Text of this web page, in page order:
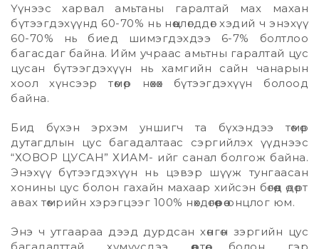
Үүнээс харвал амьтаны гаралтай мах махан
бүтээгдэхүүнд 60-70% нь нөөцлөгддөг хэдий ч энэхүү
60-70% нь биед шимэгдэхдээ 6-7% болтлоо
багасдаг байна. Ийм учраас амьтны гаралтай цус
цусан бүтээгдэхүүн нь хамгийн сайн чанарын
хоол хүнсээр төмөр нөхөх бүтээгдэхүүн болоод
байна.
Бид бүхэн эрхэм уншигч та бүхэндээ төмөр
дутагдлын цус багадалтаас сэргийлэх үүднээс
“ХОВОР ЦУСАН” ХИАМ- ийг санал болгож байна.
Энэхүү бүтээгдэхүүн нь цэвэр шүүж тунгаасан
хонины цус болон гахайн махаар хийсэн бөгөөд өдөрт
авах төмрийн хэрэгцээг 100% нөхдөгөөрөө онцлог юм.
Энэ ч утгаараа дээд дурдсан хөнгөн зэргийн цус
багадалттай хүмүүсдээ өөртөө болон гэр